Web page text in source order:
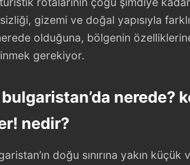
gizemi ve doğal yapısıyla
olduğuna, bölgenin
gerekiyor.
nerede?
nedir?
doğu sınırına yakın